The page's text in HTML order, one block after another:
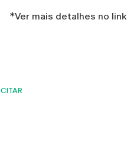
*Ver mais detalhes no link
CITAR